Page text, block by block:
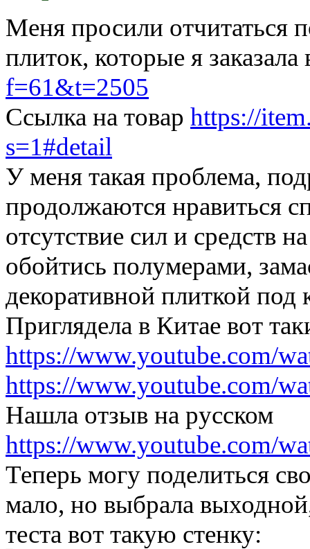
Меня просили отчитаться
плиток, которые я
f=61&t=2505
Ссылка на товар https://
s=1#detail
У меня такая проблема,
продолжаются нравиться
отсутствие сил и средств
обойтись полумерами,
декоративной плиткой
Приглядела в Китае вот
https://www.youtube.com/
https://www.youtube.com/
Нашла отзыв на русском
https://www.youtube.com/
Теперь могу поделиться
мало, но выбрала
теста вот такую стенку: